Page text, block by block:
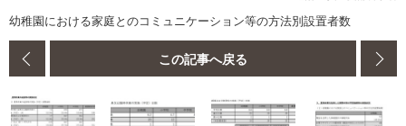
幼稚園における家庭とのコミュニケーション等の方法別設置者数
この記事へ戻る